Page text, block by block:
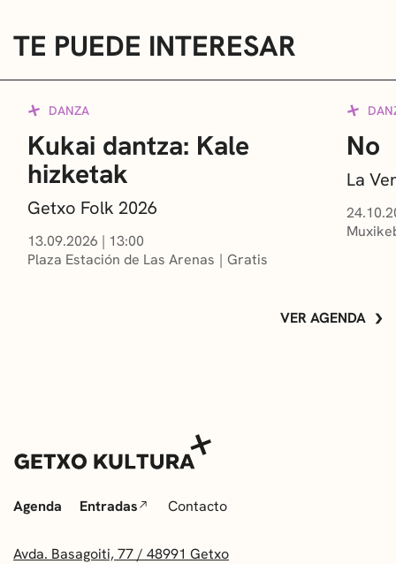
TE PUEDE INTERESAR
DANZA
Kukai dantza: Kale
hizketak
Getxo Folk 2026
13.09.2026 | 13:00
Plaza Estación de Las Arenas
Gratis
No
La
VER AGENDA
Agenda Entradas Contacto
Avda. Basagoiti, 77 / 48991 Getxo